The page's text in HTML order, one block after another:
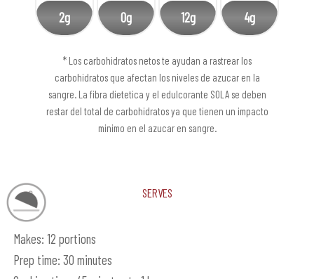
2g 0g 12g 4g
* Los carbohidratos netos te ayudan a rastrear los
carbohidratos que afectan los niveles de azucar en la
sangre. La fibra dietetica y el edulcorante SOLA se deben
restar del total de carbohidratos ya que tienen un impacto
minimo en el azucar en sangre.
Serves
Makes: 12 portions
Prep time: 30 minutes